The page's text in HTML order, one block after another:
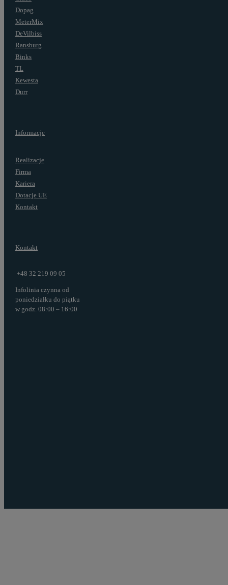
Dopag
MeterMix
DeVilbiss
Ransburg
Binks
TL
Kewesta
Durr
Informacje
Realizacje
Firma
Kariera
Dotacje UE
Kontakt
Kontakt
+48 32 219 09 05
Infolinia czynna od
poniedziałku do piątku
w godz. 08:00 – 16:00